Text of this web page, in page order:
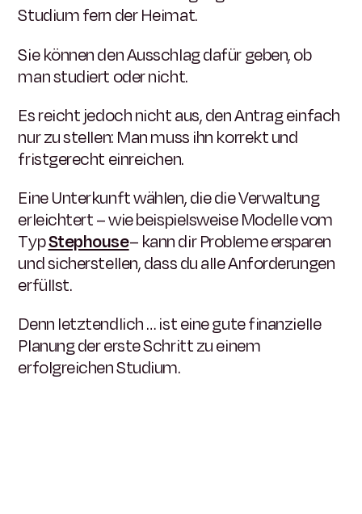
Studium fern der Heimat.
Sie können den Ausschlag dafür geben, ob
man studiert oder nicht.
Es reicht jedoch nicht aus, den Antrag einfach
nur zu stellen: Man muss ihn korrekt und
fristgerecht einreichen.
Eine Unterkunft wählen, die die Verwaltung
erleichtert – wie beispielsweise Modelle vom
TypStephouse– kann dir Probleme ersparen
und sicherstellen, dass du alle Anforderungen
erfüllst.
Denn letztendlich … ist eine gute finanzielle
Planung der erste Schritt zu einem
erfolgreichen Studium.